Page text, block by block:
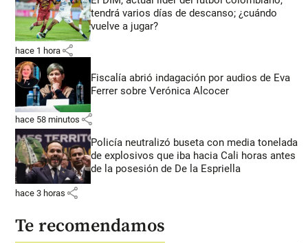
tendrá varios días de descanso; ¿cuándo
vuelve a jugar?
hace 1 hora share
Fiscalía abrió indagación por audios de Eva
Ferrer sobre Verónica Alcocer
hace 58 minutos share
Policía neutralizó buseta con media tonelada
de explosivos que iba hacia Cali horas antes
de la posesión de De la Espriella
hace 3 horas share
Te recomendamos